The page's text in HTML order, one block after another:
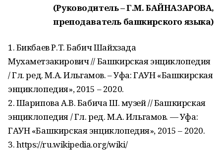
(Руководитель – Г.М. БАЙНАЗАРОВА,
преподаватель башкирского языка)
1. Бикбаев Р.Т. Бабич Шайхзада
Мухаметзакирович // Башкирская энциклопедия
/ Гл. ред. М.А. Ильгамов. – Уфа: ГАУН «Башкирская
энциклопедия», 2015 – 2020.
2. Шарипова А.В. Бабича Ш. музей // Башкирская
энциклопедия / Гл. ред. М.А. Ильгамов. — Уфа:
ГАУН «Башкирская энциклопедия», 2015 – 2020.
3. https://ru.wikipedia.org/wiki/